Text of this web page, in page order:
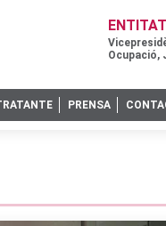
Ocupació,
PRENSA